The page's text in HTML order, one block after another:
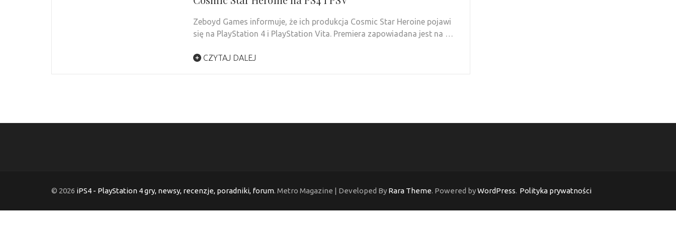
Zeboyd Games informuje, że ich produkcja Cosmic Star Heroine pojawi
się na PlayStation 4 i PlayStation Vita. Premiera zapowiadana jest na …
CZYTAJ DALEJ
© 2026 iPS4 - PlayStation 4 gry, newsy, recenzje, poradniki, forum. Metro Magazine | Developed By Rara Theme. Powered byWordPress. Polityka prywatności